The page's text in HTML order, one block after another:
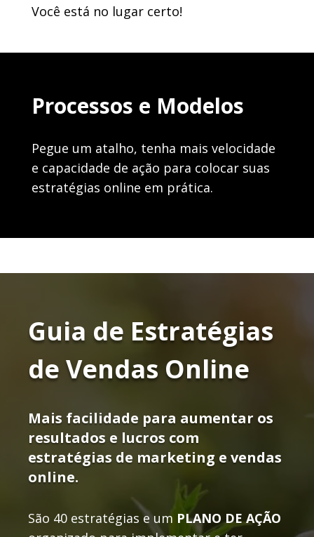
Você está no lugar certo!
Processos e Modelos
Pegue um atalho, tenha mais velocidade
e capacidade de ação para colocar suas
estratégias online em prática.
Guia de Estratégias
de Vendas Online
Mais facilidade para aumentar os
resultados e lucros com
estratégias de marketing e vendas
online.
São 40 estratégias e um PLANO DE AÇÃO